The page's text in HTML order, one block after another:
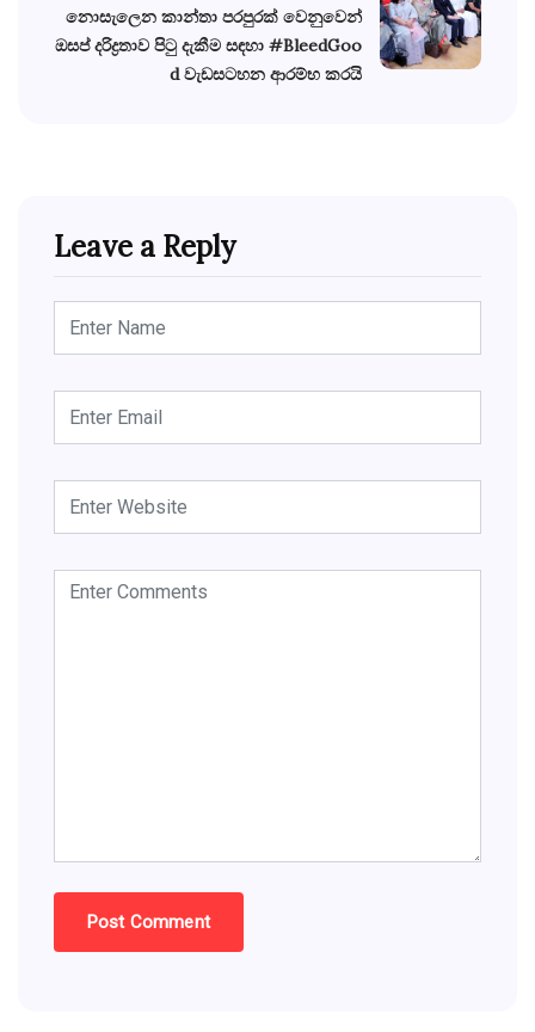
නොසැලෙන කාන්තා පරපුරක් වෙනුවෙන්
ඔසප් දරිද්‍රතාව පිටු දැකීම සඳහා #BleedGoo
d වැඩසටහන ආරම්භ කරයි
Leave a Reply